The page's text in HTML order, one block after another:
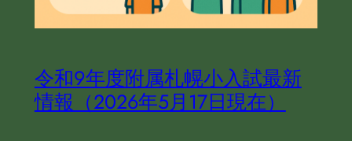
令和９年度附属札幌小入試最新
情報（2026年5月17日現在）